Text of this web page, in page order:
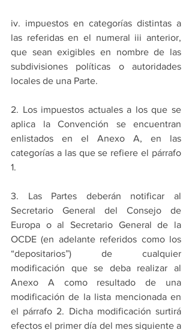
iv. impuestos en categorías distintas a
las referidas en el numeral iii anterior,
que sean exigibles en nombre de las
subdivisiones políticas o autoridades
locales de una Parte.
2. Los impuestos actuales a los que se
aplica la Convención se encuentran
enlistados en el Anexo A, en las
categorías a las que se refiere el párrafo
1.
3. Las Partes deberán notificar al
Secretario General del Consejo de
Europa o al Secretario General de la
OCDE (en adelante referidos como los
“depositarios”) de cualquier
modificación que se deba realizar al
Anexo A como resultado de una
modificación de la lista mencionada en
el párrafo 2. Dicha modificación surtirá
efectos el primer día del mes siguiente a